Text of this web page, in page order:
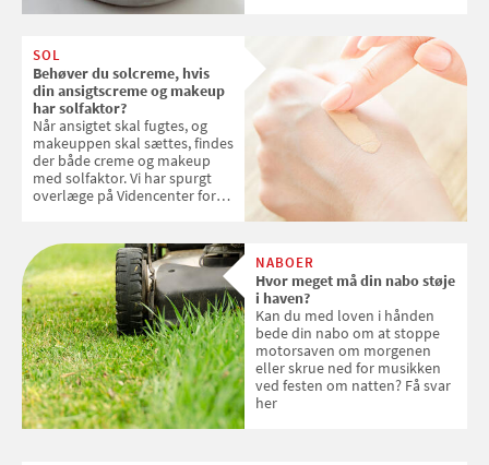
SOL
Behøver du solcreme, hvis
din ansigtscreme og makeup
har solfaktor?
Når ansigtet skal fugtes, og
makeuppen skal sættes, findes
der både creme og makeup
med solfaktor. Vi har spurgt
overlæge på Videncenter for
med SPF kan erstatte
solcreme, når man bevæger
sig ud i solen
NABOER
Hvor meget må din nabo støje
i haven?
Kan du med loven i hånden
bede din nabo om at stoppe
motorsaven om morgenen
eller skrue ned for musikken
ved festen om natten? Få svar
her